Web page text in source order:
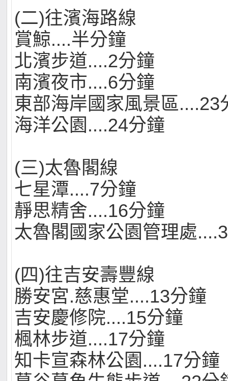
(二)往濱海路線
賞鯨....半分鐘
北濱步道....2分鐘
南濱夜市....6分鐘
東部海岸國家風景區....23
海洋公園....24分鐘
(三)太魯閣線
七星潭....7分鐘
靜思精舍....16分鐘
太魯閣國家公園管理處
(四)往吉安壽豐線
勝安宮.慈惠堂....13分鐘
吉安慶修院....15分鐘
楓林步道....17分鐘
知卡宣森林公園....17分鐘